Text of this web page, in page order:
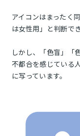
アイコンはまったく
は女性用」と判断で
しかし、「色盲」「
不都合を感じている
に写っています。